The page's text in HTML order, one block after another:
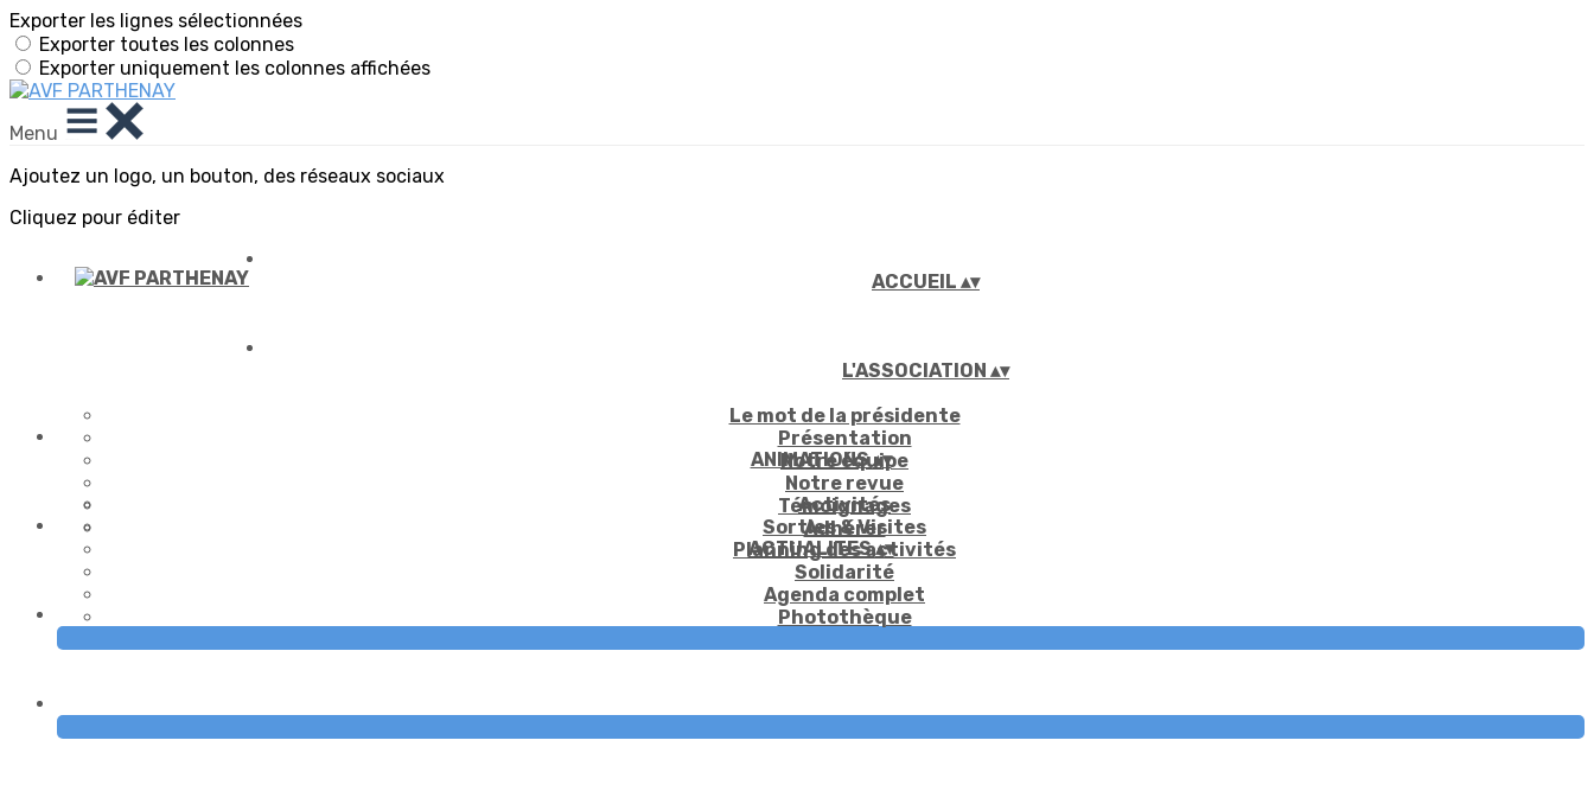
Exporter les lignes sélectionnées
Exporter toutes les colonnes
Exporter uniquement les colonnes affichées
Menu
Ajoutez un logo, un bouton, des réseaux sociaux
Cliquez pour éditer
ACCUEIL ▴▾
L'ASSOCIATION ▴▾
Le mot de la présidente
Présentation
Notre équipe
Notre revue
Témoignages
Adhérer
ANIMATIONS▴▾
Activités
Sorties & Visites
Planning des activités
Solidarité
Agenda complet
Photothèque
ACTUALITES▴▾